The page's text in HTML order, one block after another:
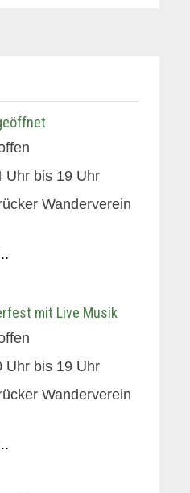
Uhr bis 19 Uhr
Wanderverein
mit Live Musik
Uhr bis 19 Uhr
Wanderverein